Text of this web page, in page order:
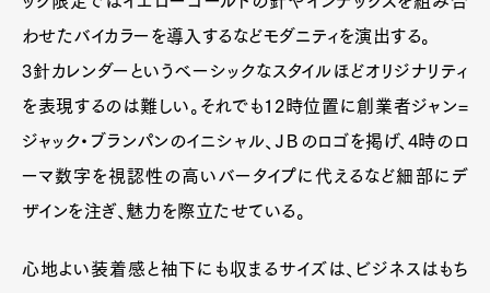
わせたバイカラーを導入するなどモダニティを演出する。
3針カレンダーというベーシックなスタイルほどオリジナリティ
を表現するのは難しい。それでも12時位置に創業者ジャン=
ジャック・ブランパンのイニシャル、ＪＢのロゴを掲げ、4時のロ
ーマ数字を視認性の高いバータイプに代えるなど細部にデ
ザインを注ぎ、魅力を際立たせている。
心地よい装着感と袖下にも収まるサイズは、ビジネスはもち